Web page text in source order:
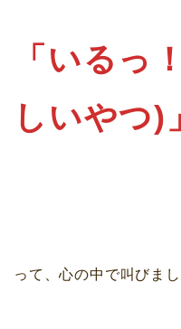
「いるっ
しいやつ)
って、心の中で叫びま